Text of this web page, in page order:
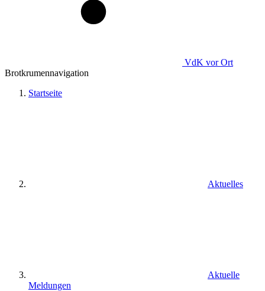
VdK vor Ort
Brotkrumennavigation
Startseite
Aktuelles
Aktuelle
Meldungen